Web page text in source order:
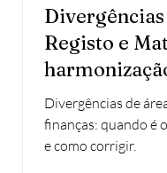
Divergências
Registo e
Divergências de
finanças: quando é
e como corrigir.